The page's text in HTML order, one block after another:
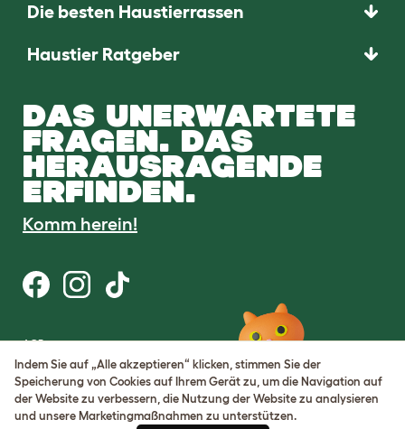
Die besten Haustierrassen
Haustier Ratgeber
DAS UNERWARTETE
FRAGEN. DAS
HERAUSRAGENDE
ERFINDEN.
Komm herein!
AGB
Datenschutz
Cookie Settings
Sitemap
Indem Sie auf „Alle akzeptieren“ klicken, stimmen Sie der
Speicherung von Cookies auf Ihrem Gerät zu, um die Navigation auf
der Website zu verbessern, die Nutzung der Website zu analysieren
und unsere Marketingmaßnahmen zu unterstützen.